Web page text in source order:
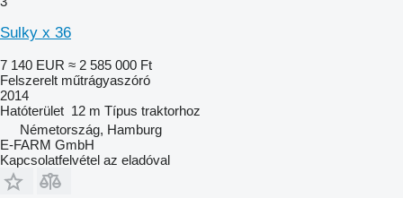
Sulky x 36
7 140 EUR ≈ 2 585 000 Ft
Felszerelt műtrágyaszóró
2014
Hatóterület 12 m Típus traktorhoz
Németország, Hamburg
E-FARM GmbH
Kapcsolatfelvétel az eladóval